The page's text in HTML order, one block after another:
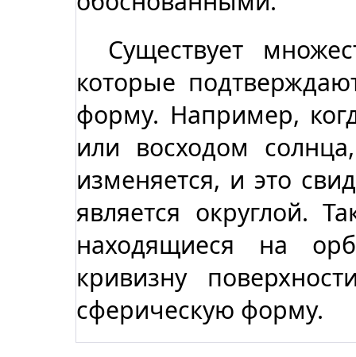
Существует
которые
форму. Например,
или восходом
изменяется, и это
является округлой.
находящиеся на
кривизну
сферическую форму.